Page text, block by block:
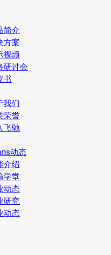
简介
方案
视频
研讨会
书
我们
荣誉
飞驰
动态
介绍
学堂
动态
研究
动态